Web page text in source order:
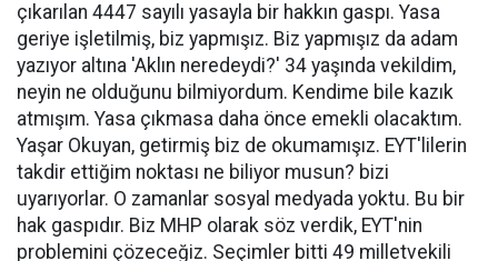
çıkarılan 4447 sayılı yasayla bir hakkın gaspı. Yasa
geriye işletilmiş, biz yapmışız. Biz yapmışız da adam
yazıyor altına 'Aklın neredeydi?' 34 yaşında vekildim,
neyin ne olduğunu bilmiyordum. Kendime bile kazık
atmışım. Yasa çıkmasa daha önce emekli olacaktım.
Yaşar Okuyan, getirmiş biz de okumamışız. EYT'lilerin
takdir ettiğim noktası ne biliyor musun? bizi
uyarıyorlar. O zamanlar sosyal medyada yoktu. Bu bir
hak gaspıdır. Biz MHP olarak söz verdik, EYT'nin
problemini çözeceğiz. Seçimler bitti 49 milletvekili